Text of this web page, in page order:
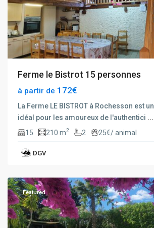
Ferme le Bistrot 15 personnes
à partir de 172€
La Ferme LE BISTROT à Rochesson est
idéal pour les amoureux de l'authentici ...
15
210 m2 2 25€/ animal
DGV
Les
Featured